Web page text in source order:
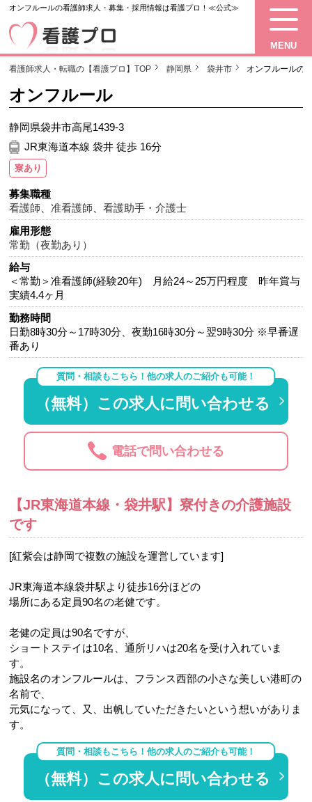
オンフルールの看護師求人・募集・採用情報は看護プロ！≪公式≫
MENU
看護師求人・転職の【看護プロ】TOP 静岡県 袋井市 オンフルールの
オンフルール
静岡県袋井市高尾1439-3
JR東海道本線 袋井 徒歩 16分
寮あり
募集職種
看護師 、准看護師 、看護助手・介護士
雇用形態
常勤（夜勤あり）
給与
＜常勤＞准看護師(経験20年) 月給24～25万円程度 昨年賞与
実績4.4ヶ月
勤務時間
日勤8時30分～17時30分、夜勤16時30分～翌9時30分 ※早番遅
番あり
質問・相談もこちら！他の求人のご紹介も可能！
（無料）この求人に問い合わせる
電話で問い合わせる
【JR東海道本線・袋井駅】寮付きの介護施設
です
[紅紫会は静岡で複数の施設を運営しています]
JR東海道本線袋井駅より徒歩16分ほどの
場所にある定員90名の老健です。
老健の定員は90名ですが、
ショートステイは10名、通所リハは20名を受け入れていま
す。
施設名のオンフルールは、フランス西部の小さな美しい港町の
名前で、
元気になって、又、出帆していただきたいという想いがありま
す。
質問・相談もこちら！他の求人のご紹介も可能！
（無料）この求人に問い合わせる